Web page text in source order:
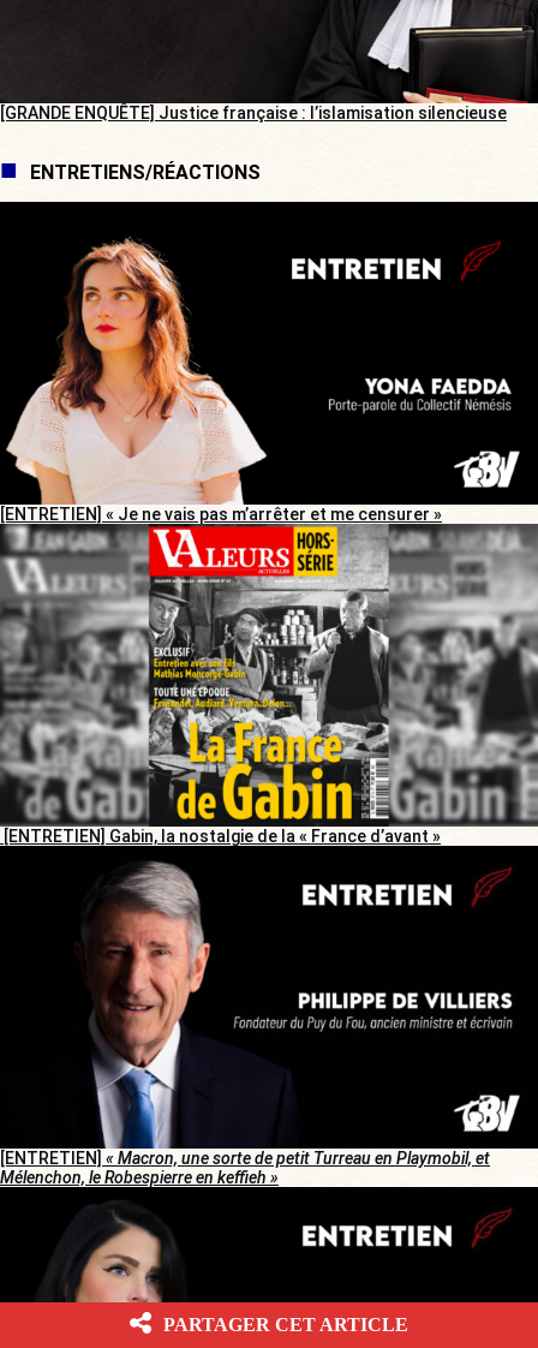
[GRANDE ENQUÊTE] Justice française : l’islamisation silencieuse
ENTRETIENS/RÉACTIONS
[ENTRETIEN] « Je ne vais pas m’arrêter et me censurer »
[ENTRETIEN] Gabin, la nostalgie de la « France d’avant »
[ENTRETIEN] « Macron, une sorte de petit Turreau en Playmobil, et
Mélenchon, le Robespierre en keffieh »
PARTAGER CET ARTICLE